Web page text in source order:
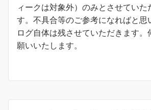
ィークは対象外）のみとさせていた
す。不具合等のご参考になればと思
ログ自体は残させていただきます。
願いいたします。